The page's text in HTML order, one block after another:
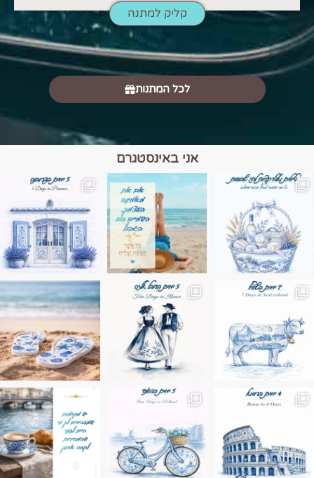
קליק למתנה
לכל המתנות
אני באינסטגרם
הם הגבול 💙🩵
בחבל אלזס צרפת
בחופשה שבו הכל נהיה פשוט יותר. החול, הי
Instagram post
Instagram post 17994326828955248